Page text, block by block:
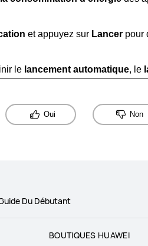
et appuyez sur Lancerpour
le lancement automatique, le
Oui Non
Du Débutant
BOUTIQUES HUAWEI